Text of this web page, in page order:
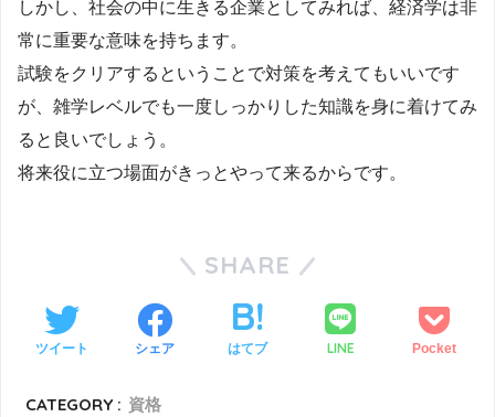
しかし、社会の中に生きる企業としてみれば、経済学は非
常に重要な意味を持ちます。
試験をクリアするということで対策を考えてもいいです
が、雑学レベルでも一度しっかりした知識を身に着けてみ
ると良いでしょう。
将来役に立つ場面がきっとやって来るからです。
SHARE
ツイート シェア はてブ LINE Pocket
CATEGORY : 資格